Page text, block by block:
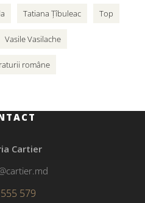
Tatiana Țîbuleac Top
Vasile Vasilache
române
Cartier
579